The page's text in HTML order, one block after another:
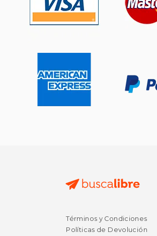
Términos y Condiciones
Políticas de Devolución